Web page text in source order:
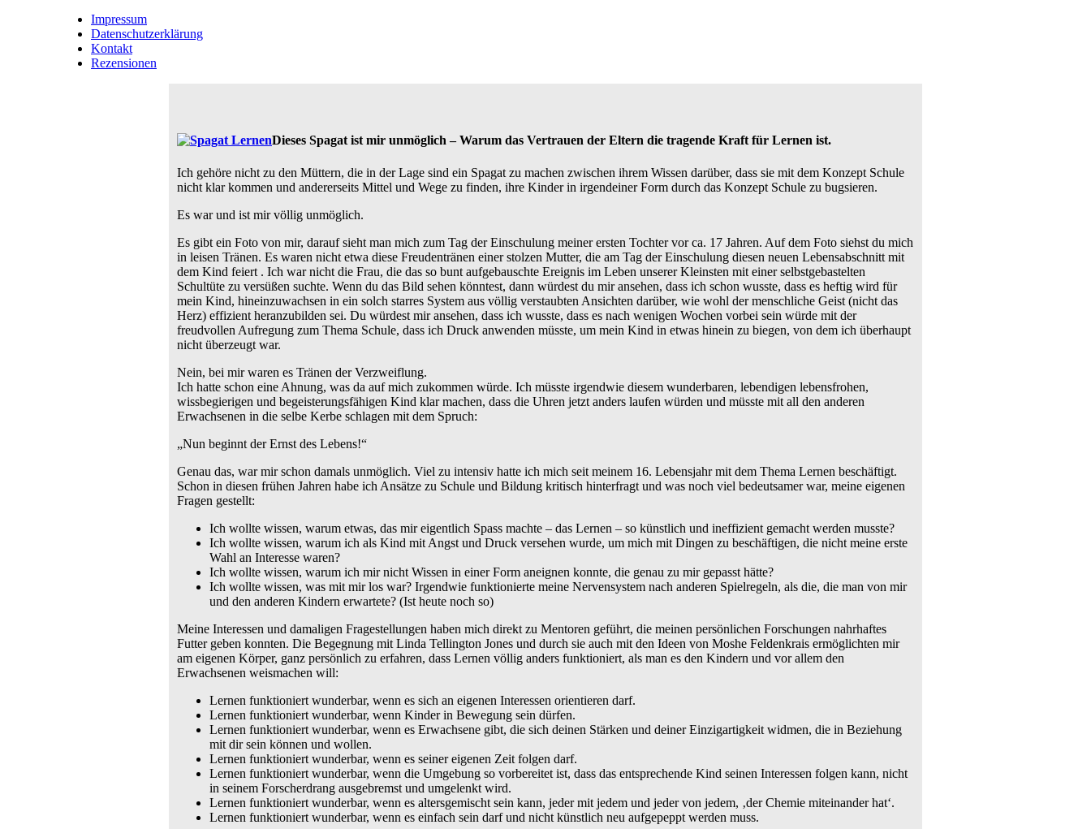
Impressum
Datenschutzerklärung
Kontakt
Rezensionen
Dieses Spagat ist mir unmöglich – Warum das Vertrauen der Eltern die tragende Kraft für Lernen ist.
Ich gehöre nicht zu den Müttern, die in der Lage sind ein Spagat zu machen zwischen ihrem Wissen darüber, dass sie mit dem Konzept Schule
nicht klar kommen und andererseits Mittel und Wege zu finden, ihre Kinder in irgendeiner Form durch das Konzept Schule zu bugsieren.
Es war und ist mir völlig unmöglich.
Es gibt ein Foto von mir, darauf sieht man mich zum Tag der Einschulung meiner ersten Tochter vor ca. 17 Jahren. Auf dem Foto siehst du mich
in leisen Tränen. Es waren nicht etwa diese Freudentränen einer stolzen Mutter, die am Tag der Einschulung diesen neuen Lebensabschnitt mit
dem Kind feiert . Ich war nicht die Frau, die das so bunt aufgebauschte Ereignis im Leben unserer Kleinsten mit einer selbstgebastelten
Schultüte zu versüßen suchte. Wenn du das Bild sehen könntest, dann würdest du mir ansehen, dass ich schon wusste, dass es heftig wird für
mein Kind, hineinzuwachsen in ein solch starres System aus völlig verstaubten Ansichten darüber, wie wohl der menschliche Geist (nicht das
Herz) effizient heranzubilden sei. Du würdest mir ansehen, dass ich wusste, dass es nach wenigen Wochen vorbei sein würde mit der
freudvollen Aufregung zum Thema Schule, dass ich Druck anwenden müsste, um mein Kind in etwas hinein zu biegen, von dem ich überhaupt
nicht überzeugt war.
Nein, bei mir waren es Tränen der Verzweiflung.
Ich hatte schon eine Ahnung, was da auf mich zukommen würde. Ich müsste irgendwie diesem wunderbaren, lebendigen lebensfrohen,
wissbegierigen und begeisterungsfähigen Kind klar machen, dass die Uhren jetzt anders laufen würden und müsste mit all den anderen
Erwachsenen in die selbe Kerbe schlagen mit dem Spruch:
„Nun beginnt der Ernst des Lebens!“
Genau das, war mir schon damals unmöglich. Viel zu intensiv hatte ich mich seit meinem 16. Lebensjahr mit dem Thema Lernen beschäftigt.
Schon in diesen frühen Jahren habe ich Ansätze zu Schule und Bildung kritisch hinterfragt und was noch viel bedeutsamer war, meine eigenen
Fragen gestellt:
Ich wollte wissen, warum etwas, das mir eigentlich Spass machte – das Lernen – so künstlich und ineffizient gemacht werden musste?
Ich wollte wissen, warum ich als Kind mit Angst und Druck versehen wurde, um mich mit Dingen zu beschäftigen, die nicht meine erste
Wahl an Interesse waren?
Ich wollte wissen, warum ich mir nicht Wissen in einer Form aneignen konnte, die genau zu mir gepasst hätte?
Ich wollte wissen, was mit mir los war? Irgendwie funktionierte meine Nervensystem nach anderen Spielregeln, als die, die man von mir
und den anderen Kindern erwartete? (Ist heute noch so)
Meine Interessen und damaligen Fragestellungen haben mich direkt zu Mentoren geführt, die meinen persönlichen Forschungen nahrhaftes
Futter geben konnten. Die Begegnung mit Linda Tellington Jones und durch sie auch mit den Ideen von Moshe Feldenkrais ermöglichten mir
am eigenen Körper, ganz persönlich zu erfahren, dass Lernen völlig anders funktioniert, als man es den Kindern und vor allem den
Erwachsenen weismachen will:
Lernen funktioniert wunderbar, wenn es sich an eigenen Interessen orientieren darf.
Lernen funktioniert wunderbar, wenn Kinder in Bewegung sein dürfen.
Lernen funktioniert wunderbar, wenn es Erwachsene gibt, die sich deinen Stärken und deiner Einzigartigkeit widmen, die in Beziehung
mit dir sein können und wollen.
Lernen funktioniert wunderbar, wenn es seiner eigenen Zeit folgen darf.
Lernen funktioniert wunderbar, wenn die Umgebung so vorbereitet ist, dass das entsprechende Kind seinen Interessen folgen kann, nicht
in seinem Forscherdrang ausgebremst und umgelenkt wird.
Lernen funktioniert wunderbar, wenn es altersgemischt sein kann, jeder mit jedem und jeder von jedem, ‚der Chemie miteinander hat‘.
Lernen funktioniert wunderbar, wenn es einfach sein darf und nicht künstlich neu aufgepeppt werden muss.